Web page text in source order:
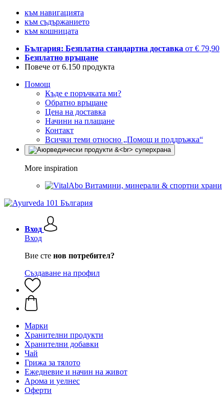
към навигацията
към съдържанието
към кошницата
България: Безплатна стандартна доставка от € 79,90
Безплатно връщане
Повече от 6.150 продукта
Помощ
Къде е поръчката ми?
Обратно връщане
Цена на доставка
Начини на плащане
Контакт
Всички теми относно „Помощ и поддръжка“
More inspiration
Витамини, минерали & спортни храни
Вход
Вход
Вие сте нов потребител?
Създаване на профил
Марки
Хранителни продукти
Хранителни добавки
Чай
Грижа за тялото
Ежедневие и начин на живот
Арома и уелнес
Оферти